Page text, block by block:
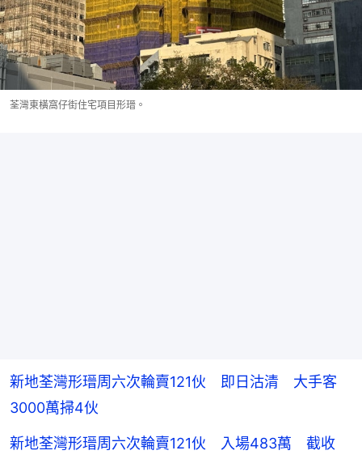
荃灣東橫窩仔街住宅項目形瑨。
新地荃灣形瑨周六次輪賣121伙 即日沽清 大手客
3000萬掃4伙
新地荃灣形瑨周六次輪賣121伙 入場483萬 截收